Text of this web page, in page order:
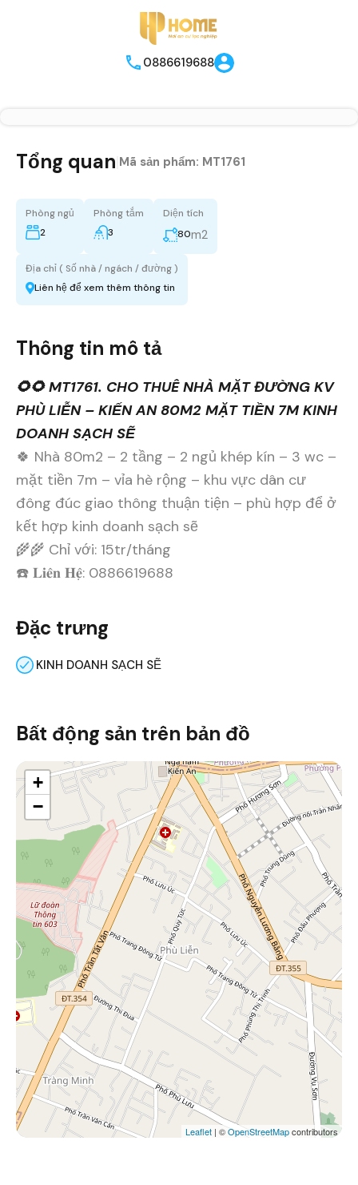
0886619688
Tổng quan Mã sản phẩm: MT1761
Phòng ngủ
2
Phòng tắm
3
Diện tích
80m2
Địa chỉ ( Số nhà / ngách / đường )
Liên hệ để xem thêm thông tin
Thông tin mô tả
🌻🌻 MT1761. CHO THUÊ NHÀ MẶT ĐƯỜNG KV
PHÙ LIỄN – KIẾN AN 80M2 MẶT TIỀN 7M KINH
DOANH SẠCH SẼ
🍀 Nhà 80m2 – 2 tầng – 2 ngủ khép kín – 3 wc –
mặt tiền 7m – vỉa hè rộng – khu vực dân cư
đông đúc giao thông thuận tiện – phù hợp để ở
kết hợp kinh doanh sạch sẽ
🌾🌾 Chỉ với: 15tr/tháng
☎️ 𝐋𝐢𝐞̂𝐧 𝐇𝐞̣̂: 0886619688
Đặc trưng
KINH DOANH SẠCH SẼ
Bất động sản trên bản đồ
+
−
Leaflet | ©OpenStreetMapcontributors